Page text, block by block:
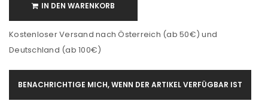
IN DEN WARENKORB
Kostenloser Versand nach Österreich (ab 50€) und
Deutschland (ab 100€)
BENACHRICHTIGE MICH, WENN DER ARTIKEL VERFÜGBAR IST